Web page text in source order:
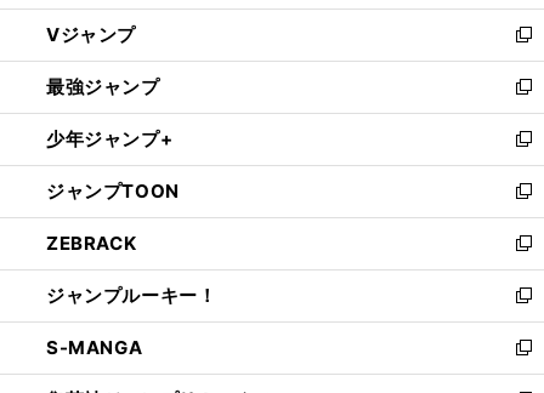
ウ
ィ
ン
ド
ウ
で
開
く
し
い
ウ
ィ
ン
ド
ウ
で
開
く
Vジャンプ
新
し
い
ウ
ィ
ン
ド
ウ
で
開
く
最強ジャンプ
新
し
い
ウ
ィ
ン
ド
ウ
で
開
く
少年ジャンプ+
新
し
い
ウ
ィ
ン
ド
ウ
で
開
ジャンプTOON
新
し
い
ウ
ィ
ン
ド
ウ
ZEBRACK
新
し
い
ウ
ィ
ン
ジャンプルーキー！
新
し
い
ウ
S-MANGA
新
し